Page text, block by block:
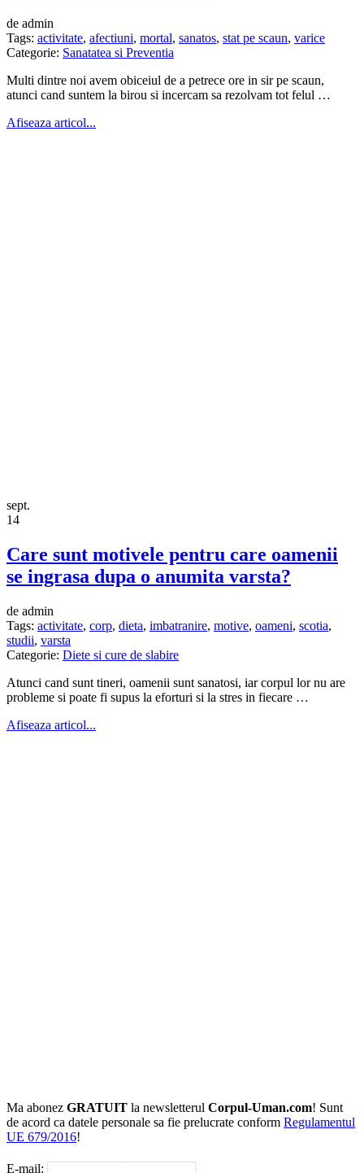
de admin
Tags: activitate, afectiuni, mortal, sanatos, stat pe scaun, varice
Categorie: Sanatatea si Preventia
Multi dintre noi avem obiceiul de a petrece ore in sir pe scaun,
atunci cand suntem la birou si incercam sa rezolvam tot felul …
Afiseaza articol...
sept.
14
Care sunt motivele pentru care oamenii
se ingrasa dupa o anumita varsta?
de admin
Tags: activitate, corp, dieta, imbatranire, motive, oameni, scotia,
studii, varsta
Categorie: Diete si cure de slabire
Atunci cand sunt tineri, oamenii sunt sanatosi, iar corpul lor nu are
probleme si poate fi supus la eforturi si la stres in fiecare …
Afiseaza articol...
Ma abonez GRATUIT la newsletterul Corpul-Uman.com! Sunt
de acord ca datele personale sa fie prelucrate conform Regulamentul
UE 679/2016!
E-mail: